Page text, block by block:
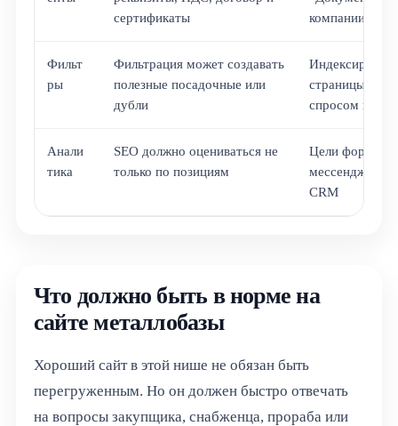
сертификаты
компании”,
Фильт
ры
Фильтрация может создавать
полезные посадочные или
дубли
страницы с
спросом и
Анали
тика
SEO должно оцениваться не
только по позициям
Цели форм,
мессенджеров,
CRM
Что должно быть в норме на
сайте металлобазы
Хороший сайт в этой нише не обязан быть
перегруженным. Но он должен быстро отвечать
на вопросы закупщика, снабженца, прораба или